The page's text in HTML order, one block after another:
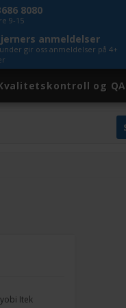
8080
9-15
anmeldelser
gir oss anmeldelser på 4+
og QA
Itek